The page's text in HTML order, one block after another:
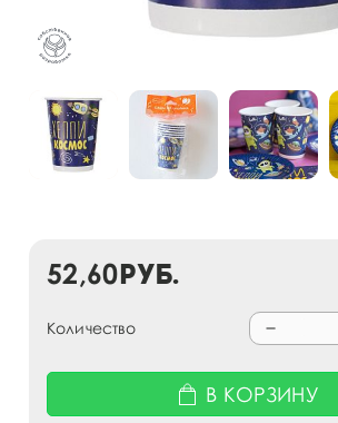
52,60руб.
Количество
В КОРЗИНУ